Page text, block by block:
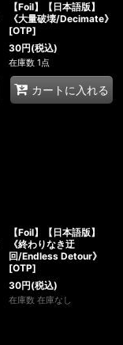
【Foil】【日本語版】
《大量破壊/Decimate》
[OTP]
30円(税込)
在庫数 1点
カートに入れる
【Foil】【日本語版】
《終わりなき迂
回/Endless Detour》
[OTP]
30円(税込)
在庫数 在庫なし